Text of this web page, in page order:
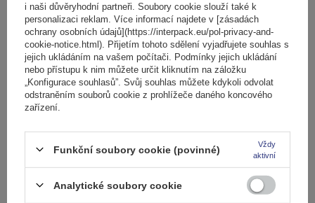
Hliníkový střešní nosič G3 Pacific Aero 64.230-68.128
5 093,00 Kčs DPH
Produkt dostupný ve velkém množství
Přidat
do
i naši důvěryhodní partneři. Soubory cookie slouží také k
personalizaci reklam. Více informací najdete v [zásadách
ochrany osobních údajů](https://interpack.eu/pol-privacy-and-
cookie-notice.html). Přijetím tohoto sdělení vyjadřujete souhlas s
jejich ukládáním na vašem počítači. Podmínky jejich ukládání
nebo přístupu k nim můžete určit kliknutím na záložku
„Konfigurace souhlasů”. Svůj souhlas můžete kdykoli odvolat
odstraněním souborů cookie z prohlížeče daného koncového
zařízení.
Funkční soubory cookie (povinné)
Vždy
aktivní
Analytické soubory cookie